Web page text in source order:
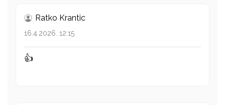
Ratko Krantic
16.4.2026. 12:15
👍